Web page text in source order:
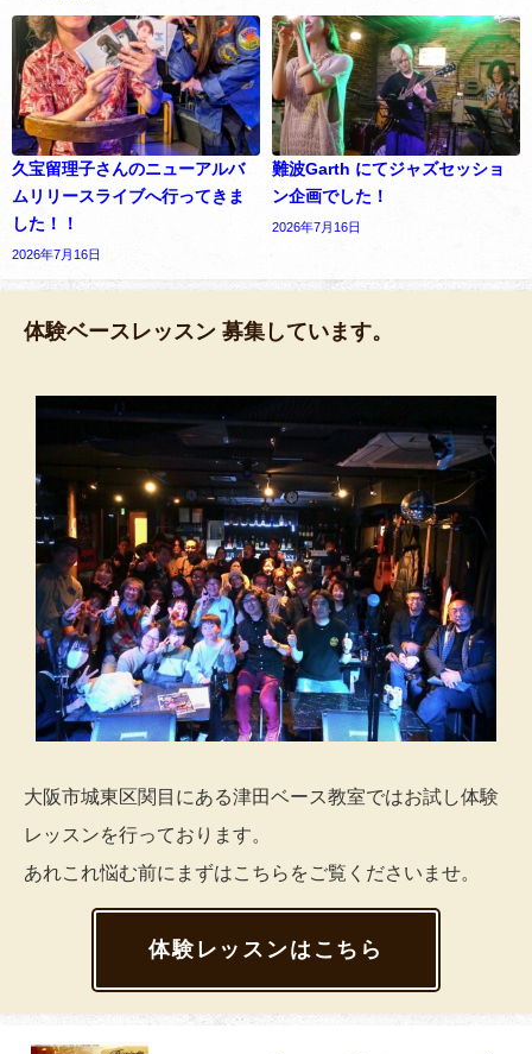
久宝留理子さんのニューアルバ
ムリリースライブへ行ってきま
した！！
2026年7月16日
難波Garth にてジャズセッショ
ン企画でした！
2026年7月16日
体験ベースレッスン 募集しています。
大阪市城東区関目にある津田ベース教室ではお試し体験
レッスンを行っております。
あれこれ悩む前にまずはこちらをご覧くださいませ。
体験レッスンはこちら